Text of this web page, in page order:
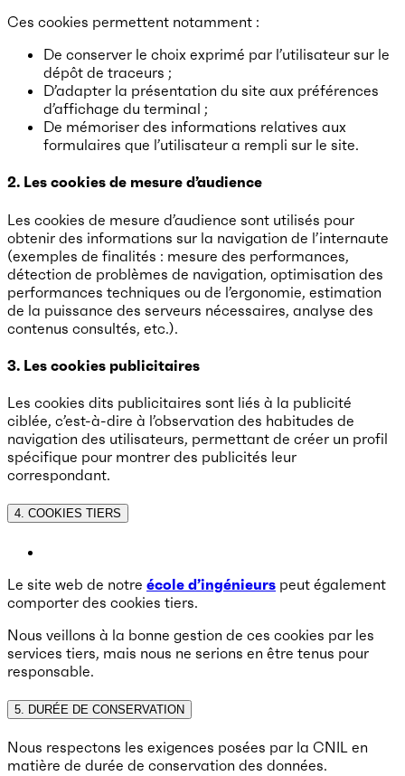
Ces cookies permettent notamment :
De conserver le choix exprimé par l’utilisateur sur le
dépôt de traceurs ;
D’adapter la présentation du site aux préférences
d’affichage du terminal ;
De mémoriser des informations relatives aux
formulaires que l’utilisateur a rempli sur le site.
2. Les cookies de mesure d’audience
Les cookies de mesure d’audience sont utilisés pour
obtenir des informations sur la navigation de l’internaute
(exemples de finalités : mesure des performances,
détection de problèmes de navigation, optimisation des
performances techniques ou de l’ergonomie, estimation
de la puissance des serveurs nécessaires, analyse des
contenus consultés, etc.).
3. Les cookies publicitaires
Les cookies dits publicitaires sont liés à la publicité
ciblée, c’est-à-dire à l’observation des habitudes de
navigation des utilisateurs, permettant de créer un profil
spécifique pour montrer des publicités leur
correspondant.
4. COOKIES TIERS
Le site web de notre école d’ingénieurs peut également
comporter des cookies tiers.
Nous veillons à la bonne gestion de ces cookies par les
services tiers, mais nous ne serions en être tenus pour
responsable.
5. DURÉE DE CONSERVATION
Nous respectons les exigences posées par la CNIL en
matière de durée de conservation des données.